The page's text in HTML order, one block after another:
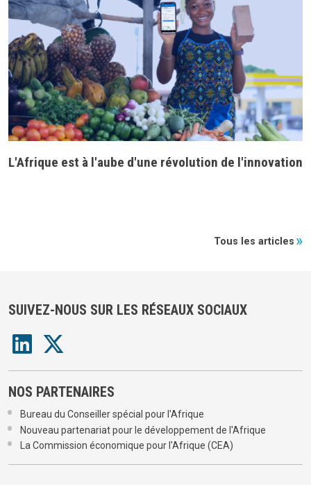
L'Afrique est à l'aube d'une révolution de l'innovation
Tous les articles
SUIVEZ-NOUS SUR LES RÉSEAUX SOCIAUX
NOS PARTENAIRES
Bureau du Conseiller spécial pour l'Afrique
Nouveau partenariat pour le développement de l'Afrique
La Commission économique pour l'Afrique (CEA)